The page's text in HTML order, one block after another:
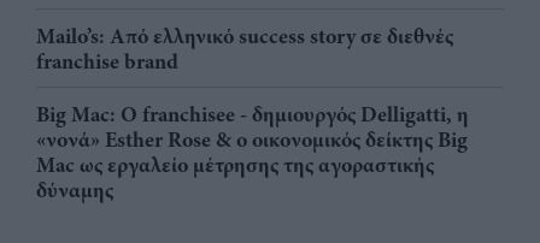
Mailo’s: Από ελληνικό success story σε διεθνές
franchise brand
Big Mac: Ο franchisee - δημιουργός Delligatti, η
«νονά» Esther Rose & ο οικονομικός δείκτης Big
Mac ως εργαλείο μέτρησης της αγοραστικής
δύναμης